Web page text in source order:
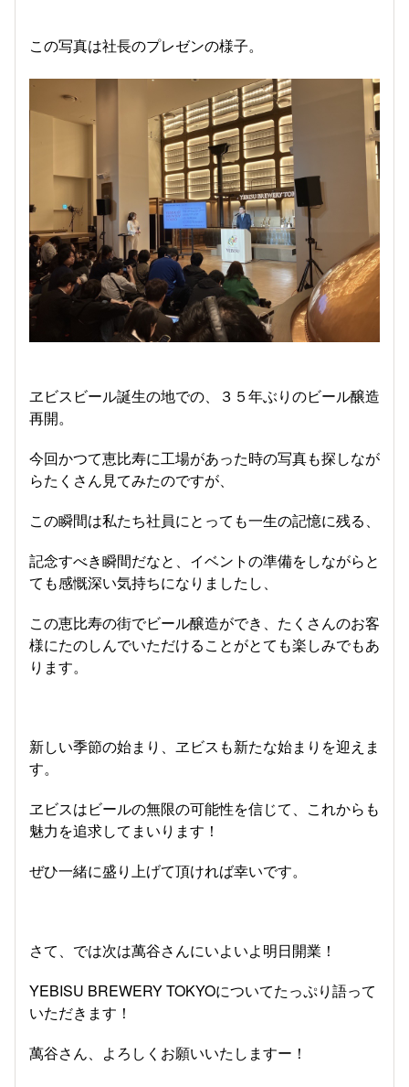
この写真は社長のプレゼンの様子。
ヱビスビール誕生の地での、３５年ぶりのビール醸造
再開。
今回かつて恵比寿に工場があった時の写真も探しなが
らたくさん見てみたのですが、
この瞬間は私たち社員にとっても一生の記憶に残る、
記念すべき瞬間だなと、イベントの準備をしながらと
ても感慨深い気持ちになりましたし、
この恵比寿の街でビール醸造ができ、たくさんのお客
様にたのしんでいただけることがとても楽しみでもあ
ります。
新しい季節の始まり、ヱビスも新たな始まりを迎えま
す。
ヱビスはビールの無限の可能性を信じて、これからも
魅力を追求してまいります！
ぜひ一緒に盛り上げて頂ければ幸いです。
さて、では次は萬谷さんにいよいよ明日開業！
YEBISU BREWERY TOKYOについてたっぷり語って
いただきます！
萬谷さん、よろしくお願いいたしますー！